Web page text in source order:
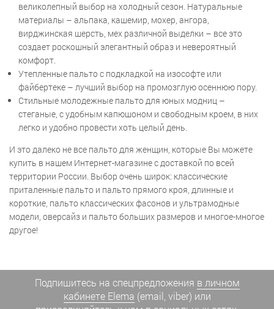
великолепный выбор на холодный сезон. Натуральные
материалы – альпака, кашемир, мохер, ангора,
вирджинская шерсть, мех различной выделки – все это
создает роскошный элегантный образ и невероятный
комфорт.
Утепленные пальто с подкладкой на изософте или
файбертеке – лучший выбор на промозглую осеннюю пору.
Стильные молодежные пальто для юных модниц –
стеганые, с удобным капюшоном и свободным кроем, в них
легко и удобно провести хоть целый день.
И это далеко не все пальто для женщин, которые Вы можете
купить в нашем Интернет-магазине с доставкой по всей
территории России. Выбор очень широк: классические
приталенные пальто и пальто прямого кроя, длинные и
короткие, пальто классических фасонов и ультрамодные
модели, оверсайз и пальто больших размеров и многое-многое
другое!
Подпишитесь на спецпредложения в личном
кабинете Elema (email, viber) или